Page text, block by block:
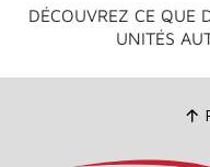
Lien
vers
même
DÉCOUVREZ CE QUE
UNITÉS